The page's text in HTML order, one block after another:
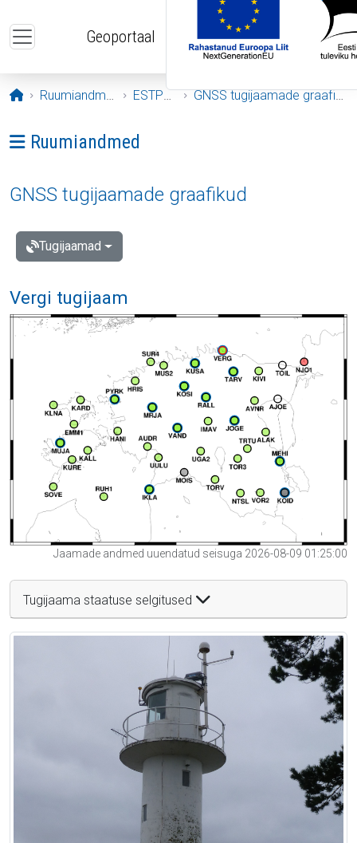
Geoportaal
Avaleht
Ruumiandmed ESTPOS GNSS tugijaamade graafikud
Ava menüü: Ruumiandmed
Ruumiandmed
GNSS tugijaamade graafikud
Tugijaamad
Vergi tugijaam
Jaamade andmed uuendatud seisuga 2026-08-09 01:25:00
Tugijaama staatuse selgitused